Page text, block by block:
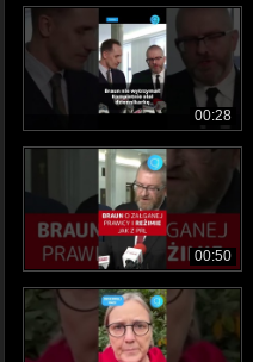
00:28
00:50